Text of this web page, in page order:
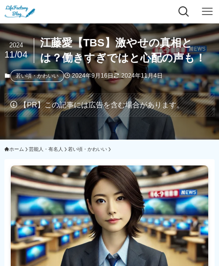
江藤愛【TBS】激やせの真相と
は？働きすぎではと心配の声も！
2024
11/04
若い頃・かわいい 2024年9月16日 2024年11月4日
【PR】この記事には広告を含む場合があります。
ホーム 芸能人・有名人 若い頃・かわいい